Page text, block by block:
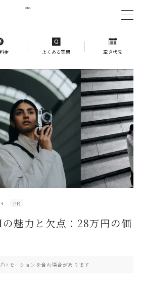
金 よくある質問 空き状況
PR
魅力と欠点：28万円の価
ロモーションを含む場合があります